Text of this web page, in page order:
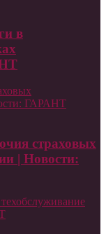
в
ГАРАНТ
страховых
| Новости: